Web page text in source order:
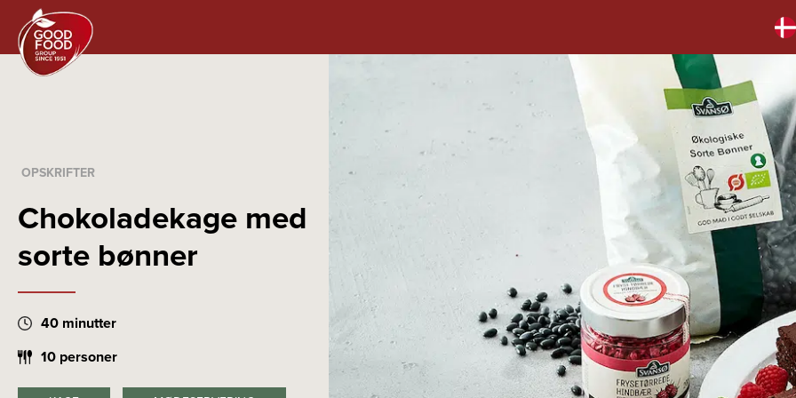
OPSKRIFTER
Chokoladekage med
sorte bønner
40 minutter
10 personer